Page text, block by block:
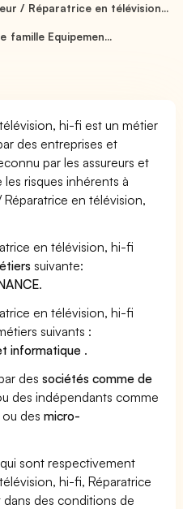
/ Réparatrice en télévision...
famille Equipemen...
hi-fi est un métier
des entreprises et
par les assureurs et
risques inhérents à
en télévision,
en télévision, hi-fi
suivante:
.
en télévision, hi-fi
suivants :
informatique .
dessociétés comme de
des indépendants comme
ou desmicro-
sont respectivement
hi-fi, Réparatrice
des conditions de